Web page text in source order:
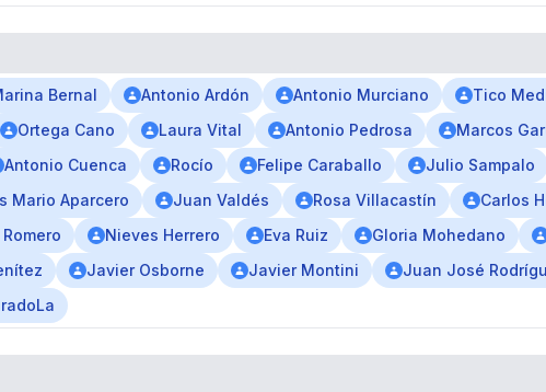
Bernal Antonio Ardón Antonio Murciano Tico
Ortega Cano Laura Vital Antonio Pedrosa Marcos
Antonio Cuenca Rocío Felipe Caraballo Julio Sampalo
Mario Aparcero Juan Valdés Rosa Villacastín Carlos
Nieves Herrero Eva Ruiz Gloria Mohedano
Javier Osborne Javier Montini
Juan José